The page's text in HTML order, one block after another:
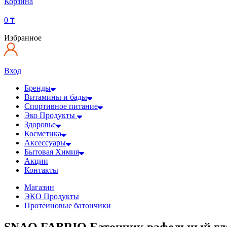
0 ₸
Избранное
Вход
Бренды
Витамины и бады
Спортивное питание
Эко Продукты
Здоровье
Косметика
Аксессуары
Бытовая Химия
Акции
Контакты
Магазин
ЭКО Продукты
Протеиновые батончики